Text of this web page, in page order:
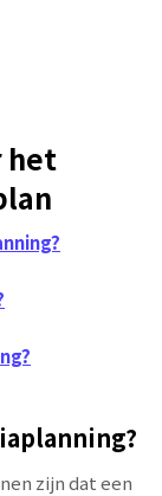
het
zijn dat een